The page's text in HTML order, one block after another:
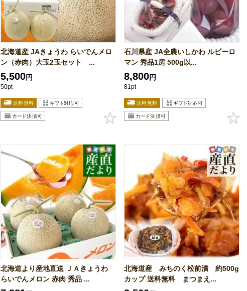
北海道産 JAきょうわ らいでんメロ
ン（赤肉）大玉2玉セット ...
5,500円
50pt
石川県産 JA全農いしかわ ルビーロ
マン 秀品1房 500g以...
8,800円
81pt
北海道より産地直送 ＪＡきょうわ
らいでんメロン 赤肉 秀品 ...
北海道産 みちのく松前漬 約500g
カップ 送料無料 まつまえ...